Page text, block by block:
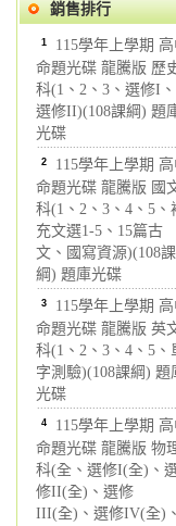
銷售排行
1 115學年上學期 高
命題光碟 龍騰版 歷
科(1、2、3、選修I、
選修II)(108課綱) 題
光碟
2 115學年上學期 高
命題光碟 龍騰版 國
科(1、2、3、4、5、
充文選1-5、15篇古
文、國寫資源)(108課
綱) 題庫光碟
3 115學年上學期 高
命題光碟 龍騰版 英
科(1、2、3、4、5、
字測驗)(108課綱) 題
光碟
4 115學年上學期 高
命題光碟 龍騰版 物
科(全、選修I(全)、
修II(全)、選修
III(全)、選修IV(全)、